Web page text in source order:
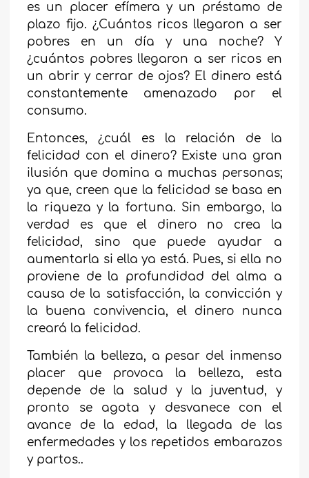
es un placer efímera y un préstamo de
plazo fijo. ¿Cuántos ricos llegaron a ser
pobres en un día y una noche? Y
¿cuántos pobres llegaron a ser ricos en
un abrir y cerrar de ojos? El dinero está
constantemente amenazado por el
consumo.
Entonces, ¿cuál es la relación de la
felicidad con el dinero? Existe una gran
ilusión que domina a muchas personas;
ya que, creen que la felicidad se basa en
la riqueza y la fortuna. Sin embargo, la
verdad es que el dinero no crea la
felicidad, sino que puede ayudar a
aumentarla si ella ya está. Pues, si ella no
proviene de la profundidad del alma a
causa de la satisfacción, la convicción y
la buena convivencia, el dinero nunca
creará la felicidad.
También la belleza, a pesar del inmenso
placer que provoca la belleza, esta
depende de la salud y la juventud, y
pronto se agota y desvanece con el
avance de la edad, la llegada de las
enfermedades y los repetidos embarazos
y partos..